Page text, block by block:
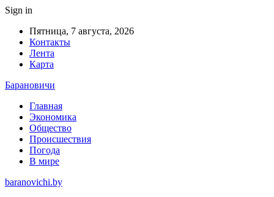
Sign in
Пятница, 7 августа, 2026
Контакты
Лента
Карта
Барановичи
Главная
Экономика
Общество
Происшествия
Погода
В мире
baranovichi.by